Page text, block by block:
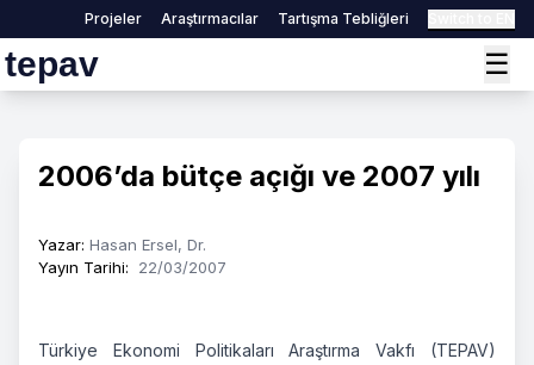
Projeler Araştırmacılar Tartışma Tebliğleri
tepav ☰
2006’da bütçe açığı ve 2007 yılı
Yazar: Hasan Ersel, Dr.
Yayın Tarihi: 22/03/2007
Türkiye Ekonomi Politikaları Araştırma Vakfı (TEPAV)